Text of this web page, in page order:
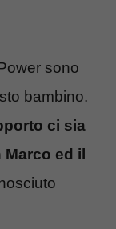
sono
bambino.
ci sia
Marco ed il